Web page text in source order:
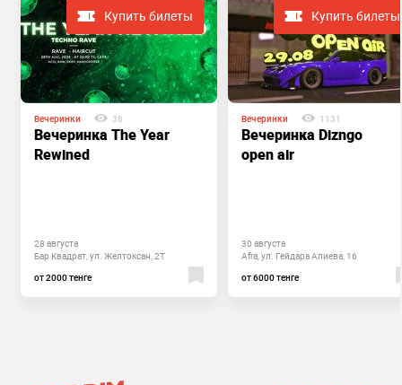
Купить билеты
Вечеринки 38
Вечеринка The Year
Rewined
28 августа
Бар Квадрат, ул. Желтоксан, 2Т
от 2000 тенге
Купить билеты
Вечеринки 1131
Вечеринка Dizngo
open air
30 августа
Afra, ул. Гейдара Алиева, 16
от 6000 тенге